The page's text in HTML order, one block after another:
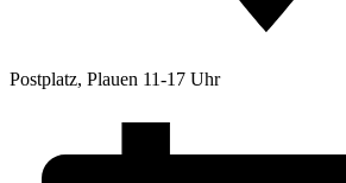
Postplatz, Plauen 11-17 Uhr